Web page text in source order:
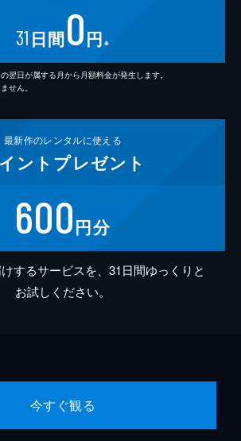
31 日間0円 ※
翌日が属する月から月額料金が発生します。
せん。
最新作のレンタルに使える
ント プレゼント
600円分
するサービスを、31日間ゆっくりと
お試しください。
今すぐ観る